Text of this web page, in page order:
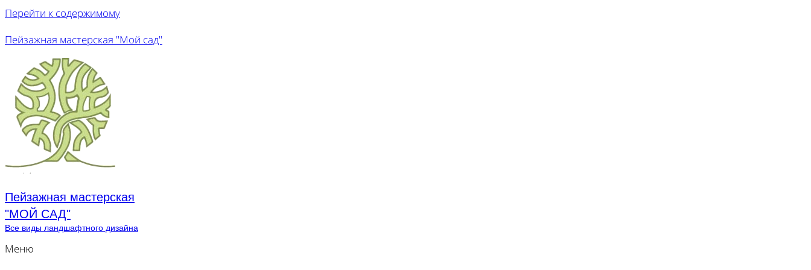
Перейти к содержимому
Пейзажная мастерская "Мой сад"
Пейзажная мастерская
"МОЙ САД"
Все виды ландшафтного дизайна
Меню